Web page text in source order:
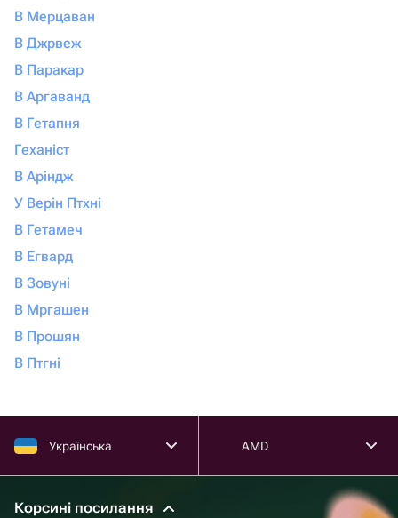
В Мерцаван
В Джрвеж
В Паракар
В Аргаванд
В Гетапня
Геханіст
В Аріндж
У Верін Птхні
В Гетамеч
В Егвард
В Зовуні
В Мргашен
В Прошян
В Птгні
Українська AMD
Корсині посилання